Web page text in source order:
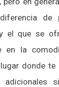
de
el que se
en la
donde te
adicionales